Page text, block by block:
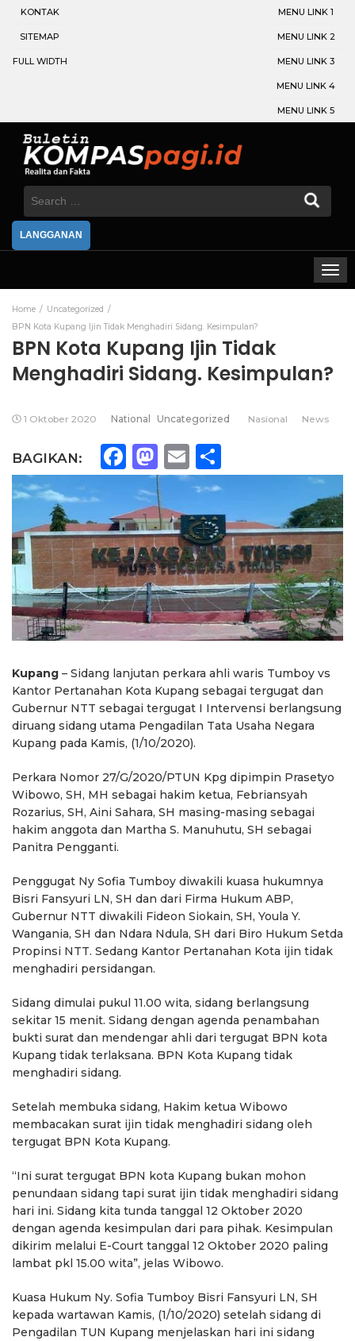
KONTAK
SITEMAP
FULL WIDTH
MENU LINK 1
MENU LINK 2
MENU LINK 3
MENU LINK 4
MENU LINK 5
Search
LANGGANAN
Home
Uncategorized
BPN Kota Kupang Ijin Tidak Menghadiri Sidang. Kesimpulan?
BPN Kota Kupang Ijin Tidak
Menghadiri Sidang. Kesimpulan?
1 Oktober 2020 National Uncategorized Nasional News
BAGIKAN: Facebook
Mastodon
Email
Kupang – Sidang lanjutan perkara ahli waris Tumboy vs
Kantor Pertanahan Kota Kupang sebagai tergugat dan
Gubernur NTT sebagai tergugat I Intervensi berlangsung
diruang sidang utama Pengadilan Tata Usaha Negara
Kupang pada Kamis, (1/10/2020).
Perkara Nomor 27/G/2020/PTUN Kpg dipimpin Prasetyo
Wibowo, SH, MH sebagai hakim ketua, Febriansyah
Rozarius, SH, Aini Sahara, SH masing-masing sebagai
hakim anggota dan Martha S. Manuhutu, SH sebagai
Panitra Pengganti.
Penggugat Ny Sofia Tumboy diwakili kuasa hukumnya
Bisri Fansyuri LN, SH dan dari Firma Hukum ABP,
Gubernur NTT diwakili Fideon Siokain, SH, Youla Y.
Wangania, SH dan Ndara Ndula, SH dari Biro Hukum Setda
Propinsi NTT. Sedang Kantor Pertanahan Kota ijin tidak
menghadiri persidangan.
Sidang dimulai pukul 11.00 wita, sidang berlangsung
sekitar 15 menit. Sidang dengan agenda penambahan
bukti surat dan mendengar ahli dari tergugat BPN kota
Kupang tidak terlaksana. BPN Kota Kupang tidak
menghadiri sidang.
Setelah membuka sidang, Hakim ketua Wibowo
membacakan surat ijin tidak menghadiri sidang oleh
tergugat BPN Kota Kupang.
“Ini surat tergugat BPN kota Kupang bukan mohon
penundaan sidang tapi surat ijin tidak menghadiri sidang
hari ini. Sidang kita tunda tanggal 12 Oktober 2020
dengan agenda kesimpulan dari para pihak. Kesimpulan
dikirim melalui E-Court tanggal 12 Oktober 2020 paling
lambat pkl 15.00 wita”, jelas Wibowo.
Kuasa Hukum Ny. Sofia Tumboy Bisri Fansyuri LN, SH
kepada wartawan Kamis, (1/10/2020) setelah sidang di
Pengadilan TUN Kupang menjelaskan hari ini sidang